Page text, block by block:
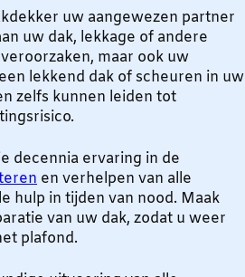
uw aangewezen partner
uw dak, lekkage of andere
maar ook uw
lekkend dak of scheuren in uw
zelfs kunnen leiden tot
decennia ervaring in de
en verhelpen van alle
hulp in tijden van nood. Maak
van uw dak, zodat u weer
plafond.